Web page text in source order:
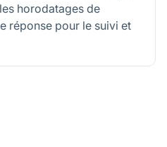
horodatages de
réponse pour le suivi et